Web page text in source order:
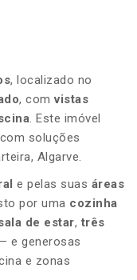
, localizado no
, comvistas
. Este imóvel
soluções
Algarve.
e pelas suas áreas
por uma cozinha
de estar, três
e generosas
e zonas